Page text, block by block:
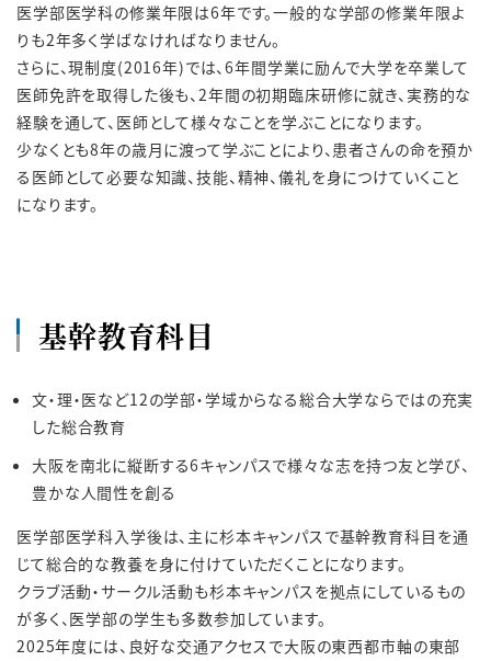
医学部医学科の修業年限は6年です。一般的な学部の修業年限よ
りも2年多く学ばなければなりません。
さらに、現制度(2016年)では、6年間学業に励んで大学を卒業して
医師免許を取得した後も、2年間の初期臨床研修に就き、実務的な
経験を通して、医師として様々なことを学ぶことになります。
少なくとも8年の歳月に渡って学ぶことにより、患者さんの命を預か
る医師として必要な知識、技能、精神、儀礼を身につけていくこと
になります。
基幹教育科目
文・理・医など12の学部・学域からなる総合大学ならではの充実
した総合教育
大阪を南北に縦断する6キャンパスで様々な志を持つ友と学び、
豊かな人間性を創る
医学部医学科入学後は、主に杉本キャンパスで基幹教育科目を通
じて総合的な教養を身に付けていただくことになります。
クラブ活動・サークル活動も杉本キャンパスを拠点にしているもの
が多く、医学部の学生も多数参加しています。
2025年度には、良好な交通アクセスで大阪の東西都市軸の東部